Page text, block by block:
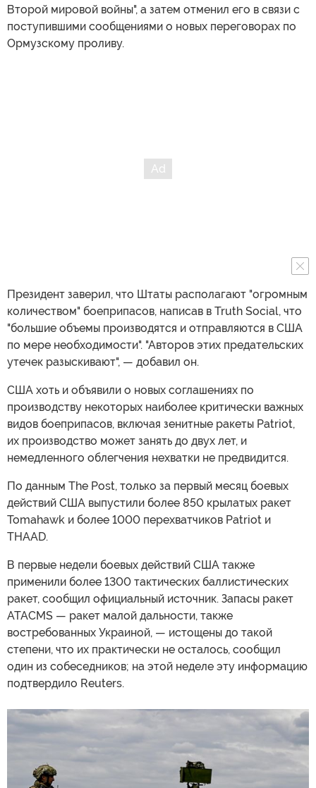
Второй мировой войны", а затем отменил его в связи с
поступившими сообщениями о новых переговорах по
Ормузскому проливу.
Президент заверил, что Штаты располагают "огромным
количеством" боеприпасов, написав в Truth Social, что
"большие объемы производятся и отправляются в США
по мере необходимости". "Авторов этих предательских
утечек разыскивают", — добавил он.
США хоть и объявили о новых соглашениях по
производству некоторых наиболее критически важных
видов боеприпасов, включая зенитные ракеты Patriot,
их производство может занять до двух лет, и
немедленного облегчения нехватки не предвидится.
По данным The Post, только за первый месяц боевых
действий США выпустили более 850 крылатых ракет
Tomahawk и более 1000 перехватчиков Patriot и
THAAD.
В первые недели боевых действий США также
применили более 1300 тактических баллистических
ракет, сообщил официальный источник. Запасы ракет
ATACMS — ракет малой дальности, также
востребованных Украиной, — истощены до такой
степени, что их практически не осталось, сообщил
один из собеседников; на этой неделе эту информацию
подтвердило Reuters.